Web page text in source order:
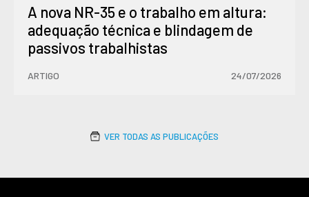
A nova NR-35 e o trabalho em altura:
adequação técnica e blindagem de
passivos trabalhistas
ARTIGO 24/07/2026
VER TODAS AS PUBLICAÇÕES